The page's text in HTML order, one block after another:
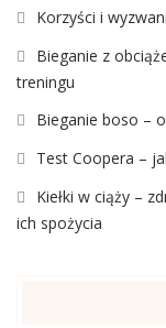
Korzyści i
Bieganie z
treningu
Bieganie boso –
Test Coopera –
Kiełki w ciąży –
ich spożycia